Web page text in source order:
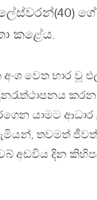
ගේ
කළේය.
වෙත භාර වූ
යාමට
තවමත්
අඩවිය දින